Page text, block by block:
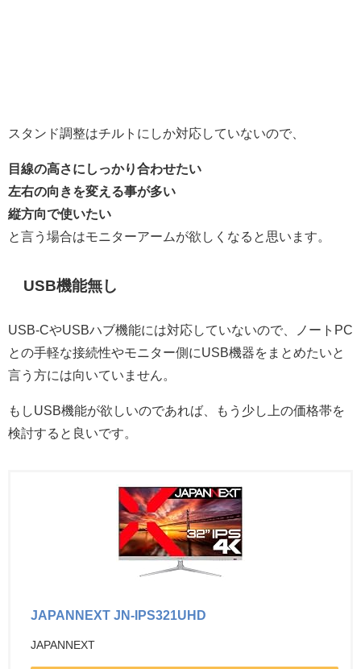
スタンド調整はチルトにしか対応していないので、
目線の高さにしっかり合わせたい
左右の向きを変える事が多い
縦方向で使いたい
と言う場合はモニターアームが欲しくなると思います。
USB機能無し
USB-CやUSBハブ機能には対応していないので、ノートPC
との手軽な接続性やモニター側にUSB機器をまとめたいと
言う方には向いていません。
もしUSB機能が欲しいのであれば、もう少し上の価格帯を
検討すると良いです。
JAPANNEXT JN-IPS321UHD
JAPANNEXT